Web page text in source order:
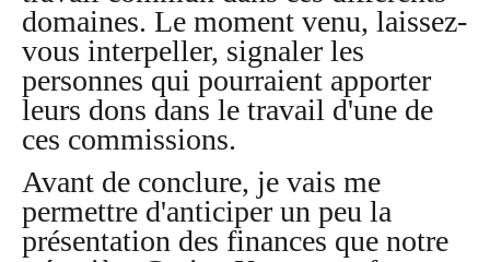
domaines. Le moment venu, laissez-
vous interpeller, signaler les
personnes qui pourraient apporter
leurs dons dans le travail d'une de
ces commissions.
Avant de conclure, je vais me
permettre d'anticiper un peu la
présentation des finances que notre